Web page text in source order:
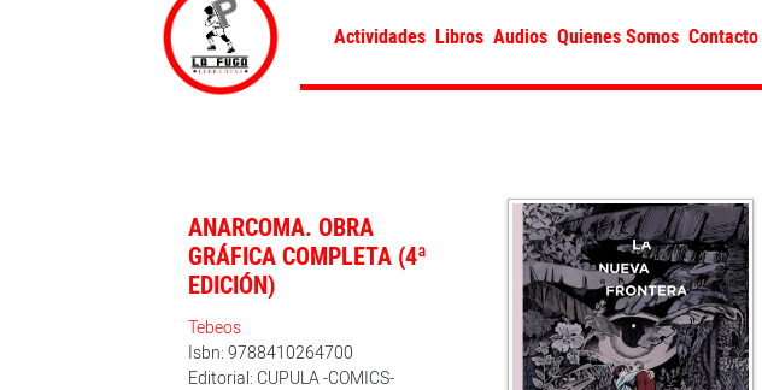
Actividades Libros Audios Quienes Somos Contacto
ANARCOMA. OBRA
GRÁFICA COMPLETA (4ª
EDICIÓN)
Tebeos
Isbn: 9788410264700
Editorial: CUPULA -COMICS-